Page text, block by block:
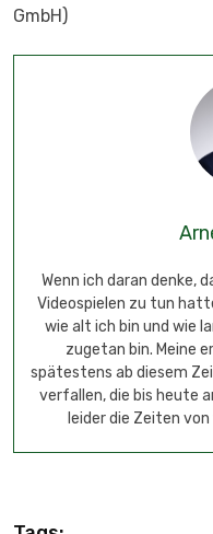
GmbH)
Wenn ich daran denke,
Videospielen zu tun
wie alt ich bin und wie
zugetan bin. Meine
spätestens ab diesem
verfallen, die bis heute
leider die Zeiten